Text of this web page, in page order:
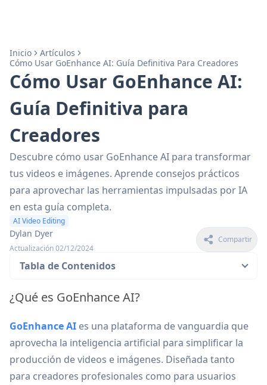
Inicio
Artículos
Cómo Usar GoEnhance AI: Guía Definitiva Para Creadores
Cómo Usar GoEnhance AI:
Guía Definitiva para
Creadores
Descubre cómo usar GoEnhance AI para transformar
tus videos e imágenes. Aprende consejos prácticos
para aprovechar las herramientas impulsadas por IA
en esta guía completa.
AI Video Editing
Dylan Dyer
Actualización 02/12/2024
Compartir
Tabla de Contenidos
¿Qué es GoEnhance AI?
GoEnhance AI es una plataforma de vanguardia que
aprovecha la inteligencia artificial para simplificar la
producción de videos e imágenes. Diseñada tanto
para creadores profesionales como para usuarios